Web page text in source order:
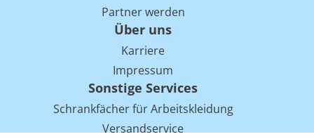
Partner werden
Über uns
Karriere
Impressum
Sonstige Services
Schrankfächer für Arbeitskleidung
Versandservice